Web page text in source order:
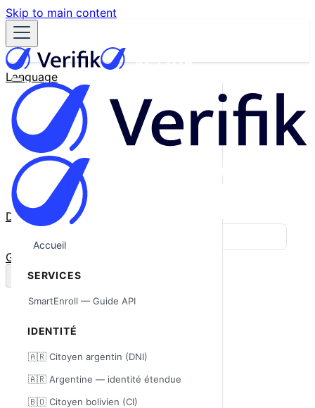
Skip to main content
Language
English
Español
Français
Português
한국어
日本語
中文
Docs
GitHub
Accueil
SERVICES
SmartEnroll — Guide API
IDENTITÉ
🇦🇷 Citoyen argentin (DNI)
🇦🇷 Argentine — identité étendue
🇧🇴 Citoyen bolivien (CI)